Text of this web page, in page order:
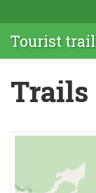
Tourist
Trails